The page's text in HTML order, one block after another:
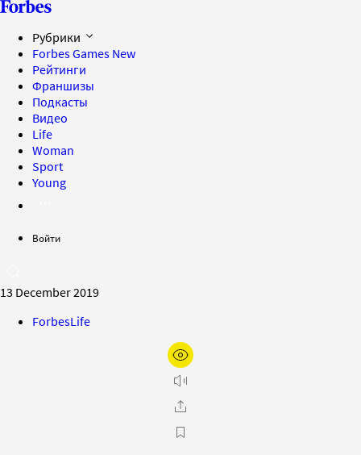
Рубрики
Forbes Games New
Рейтинги
Франшизы
Подкасты
Видео
Life
Woman
Sport
Young
Войти
13 December 2019
ForbesLife